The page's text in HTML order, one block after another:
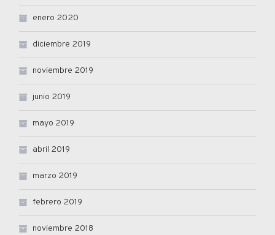
enero 2020
diciembre 2019
noviembre 2019
junio 2019
mayo 2019
abril 2019
marzo 2019
febrero 2019
noviembre 2018